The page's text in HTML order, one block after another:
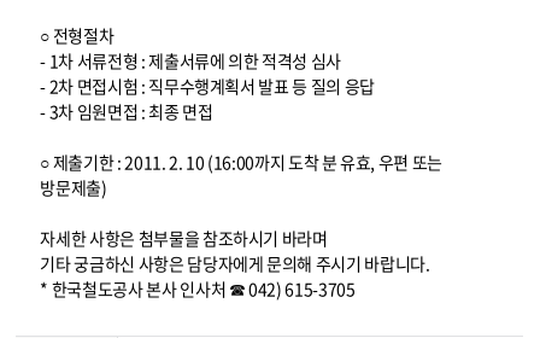
○ 전형절차
- 1차 서류전형 : 제출서류에 의한 적격성 심사
- 2차 면접시험 : 직무수행계획서 발표 등 질의 응답
- 3차 임원면접 : 최종 면접
○ 제출기한 : 2011. 2. 10 (16:00까지 도착 분 유효, 우편 또는
방문제출)
자세한 사항은 첨부물을 참조하시기 바라며
기타 궁금하신 사항은 담당자에게 문의해 주시기 바랍니다.
* 한국철도공사 본사 인사처 ☎ 042) 615-3705